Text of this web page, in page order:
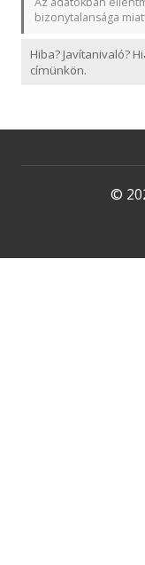
bizonytalansága
Hiba? Javítanivaló?
címünkön.
©